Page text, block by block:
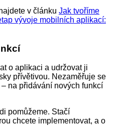
v článku Jak tvoříme
vývoje mobilních aplikací:
o aplikaci a udržovat ji
přívětivou. Nezaměřuje se
– na přidávání nových funkcí
pomůžeme. Stačí
chcete implementovat, a o